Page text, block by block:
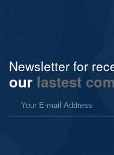
Newsletter for
our lastest